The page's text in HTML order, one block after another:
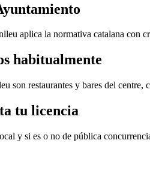
aplica la normativa catalana con
habitualmente
son restaurantes y bares del centre,
tu licencia
y si es o no de pública